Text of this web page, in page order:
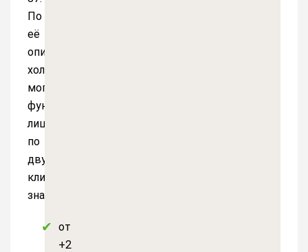
По
её
описанию,
холодильники
могли
функционировать
лишь
по
двум
климатическим
значениям:
от
+2